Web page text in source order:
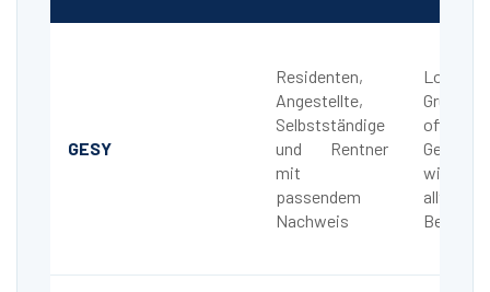
GESY
Residenten,
Angestellte,
Selbstständige
und Rentner
mit
passendem
Nachweis
Lokale